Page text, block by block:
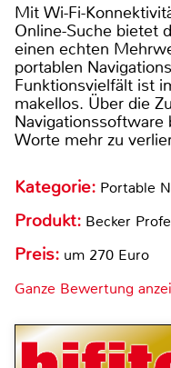
Mit Wi-Fi-
Online-Suche bietet
einen echten
portablen
Funktionsvielfält ist
makellos. Über die
Navigationssoftware
Worte mehr zu
Kategorie: Portable
Produkt: Becker
Preis: um 270 Euro
Ganze Bewertung